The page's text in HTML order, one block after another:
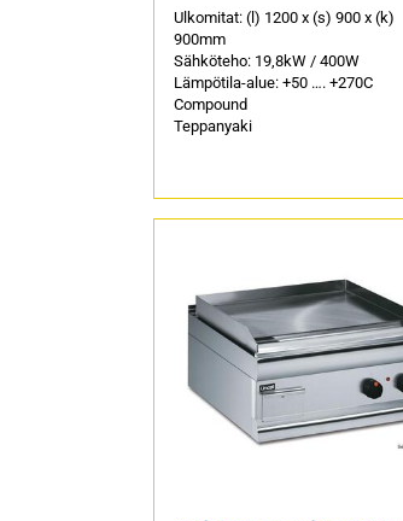
Ulkomitat: (l) 1200 x (s) 900 x (k)
900mm
Sähköteho: 19,8kW / 400W
Lämpötila-alue: +50 …. +270C
Compound
Teppanyaki